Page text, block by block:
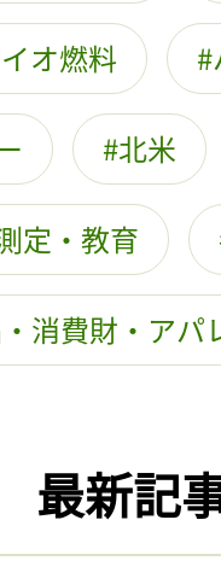
オ燃料
北米
定・教育
消費財・アパ
最新記